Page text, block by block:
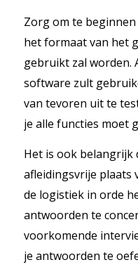
Zorg om te
het formaat van het
gebruikt zal worden.
software zult
van tevoren uit te
je alle functies moet
Het is ook belangrijk
afleidingsvrije plaats
de logistiek in orde
antwoorden te
voorkomende
je antwoorden te